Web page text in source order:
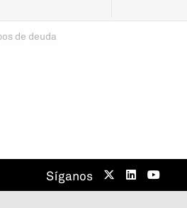
de deuda
Síganos